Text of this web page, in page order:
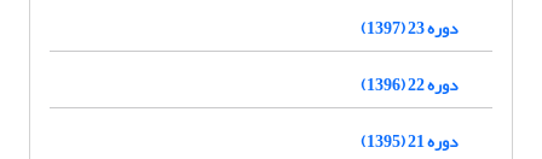
دوره 23 (1397)
دوره 22 (1396)
دوره 21 (1395)